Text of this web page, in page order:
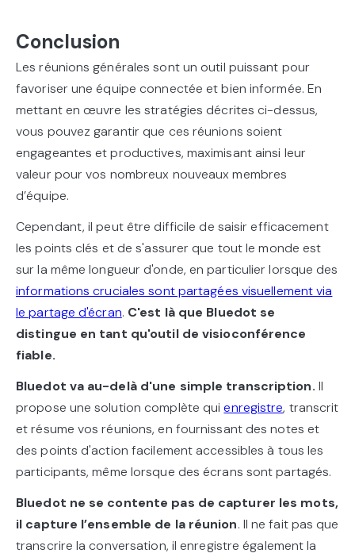
Conclusion
Les réunions générales sont un outil puissant pour
favoriser une équipe connectée et bien informée. En
mettant en œuvre les stratégies décrites ci-dessus,
vous pouvez garantir que ces réunions soient
engageantes et productives, maximisant ainsi leur
valeur pour vos nombreux nouveaux membres
d’équipe.
Cependant, il peut être difficile de saisir efficacement
les points clés et de s'assurer que tout le monde est
sur la même longueur d'onde, en particulier lorsque des
informations cruciales sont partagées visuellement via
le partage d'écran. C'est là que Bluedot se
distingue en tant qu'outil de visioconférence
fiable.
Bluedot va au-delà d'une simple transcription. Il
propose une solution complète quienregistre, transcrit
et résume vos réunions, en fournissant des notes et
des points d'action facilement accessibles à tous les
participants, même lorsque des écrans sont partagés.
Bluedot ne se contente pas de capturer les mots,
il capture l’ensemble de la réunion. Il ne fait pas que
transcrire la conversation, il enregistre également la